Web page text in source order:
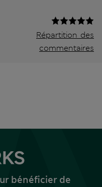
Répartition des
commentaires
bénéficier de